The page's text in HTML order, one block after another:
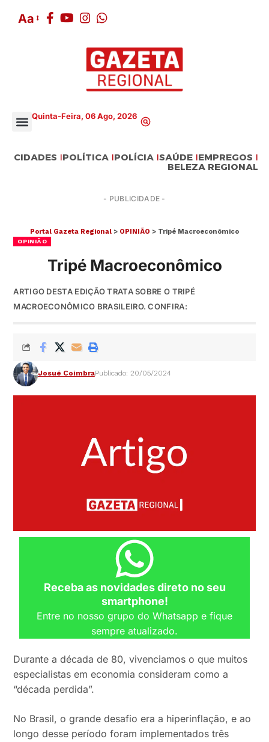
Aa
Quinta-Feira, 06 Ago, 2026
CIDADES POLÍTICA POLÍCIA SAÚDE EMPREGOS
BELEZA REGIONAL
- PUBLICIDADE -
Portal Gazeta Regional > OPINIÃO > Tripé Macroeconômico
OPINIÃO
Tripé Macroeconômico
ARTIGO DESTA EDIÇÃO TRATA SOBRE O TRIPÉ
MACROECONÔMICO BRASILEIRO. CONFIRA:
Josué CoimbraPublicado: 20/05/2024
Receba as novidades direto no seu
smartphone!
Entre no nosso grupo do Whatsapp e fique
sempre atualizado.
Durante a década de 80, vivenciamos o que muitos
especialistas em economia consideram como a
“década perdida”.
No Brasil, o grande desafio era a hiperinflação, e ao
longo desse período foram implementados três